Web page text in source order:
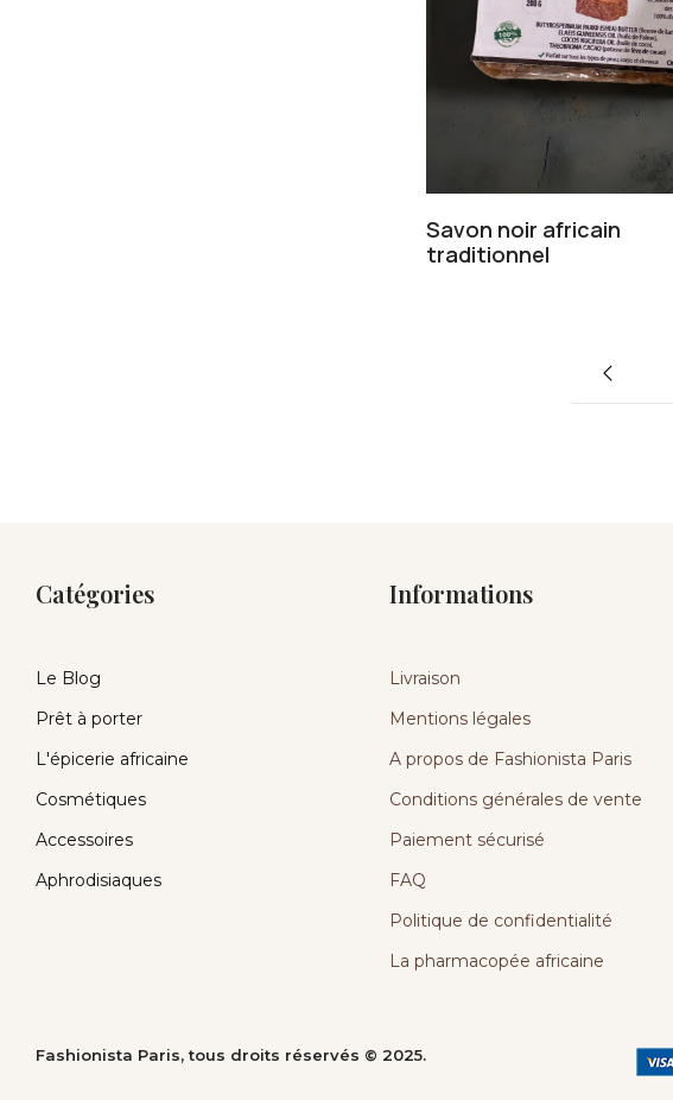
Savon noir africain
traditionnel
Catégories
Le Blog
Prêt à porter
L'épicerie africaine
Cosmétiques
Accessoires
Aphrodisiaques
Informations
Livraison
Mentions légales
A propos de Fashionista Paris
Conditions générales de vente
Paiement sécurisé
FAQ
Politique de confidentialité
La pharmacopée africaine
Fashionista Paris, tous droits réservés © 2025.